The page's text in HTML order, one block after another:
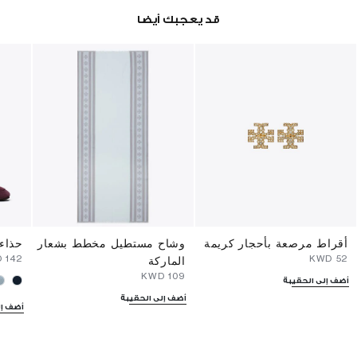
قد يعجبك أيضا
أقراط مرصعة بأحجار كريمة
أضف إلى الحقيبة
وشاح مستطيل مخطط بشعار
الماركة
أضف إلى الحقيبة
أضف